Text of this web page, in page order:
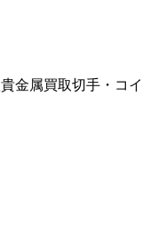
貴金属買取切手・コイ